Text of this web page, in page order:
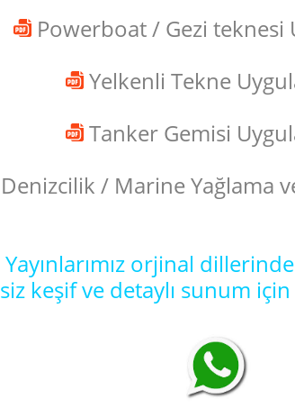
Powerboat / Gezi teknesi
Yelkenli Tekne
Tanker Gemisi
Denizcilik / Marine Yağlama ve
Yayınlarımız orjinal
keşif ve detaylı sunum